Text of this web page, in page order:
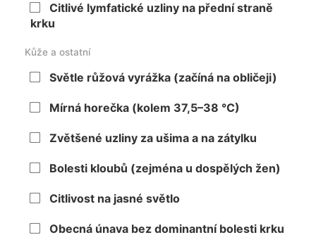
Citlivé lymfatické uzliny na přední straně
krku
Kůže a ostatní
Světle růžová vyrážka (začíná na obličeji)
Mírná horečka (kolem 37,5–38 °C)
Zvětšené uzliny za ušima a na zátylku
Bolesti kloubů (zejména u dospělých žen)
Citlivost na jasné světlo
Obecná únava bez dominantní bolesti krku